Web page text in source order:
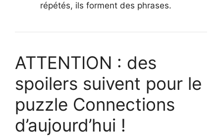
répétés, ils forment des phrases.
ATTENTION : des
spoilers suivent pour le
puzzle Connections
d’aujourd’hui !